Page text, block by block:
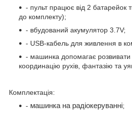
- пульт працює від 2 батарейок
до комплекту);
- вбудований акумулятор 3.7V;
- USB-кабель для живлення в
- машинка допомагає розвивати
координацію рухів, фантазію та
Комплектація:
- машинка на радіокеруванні;